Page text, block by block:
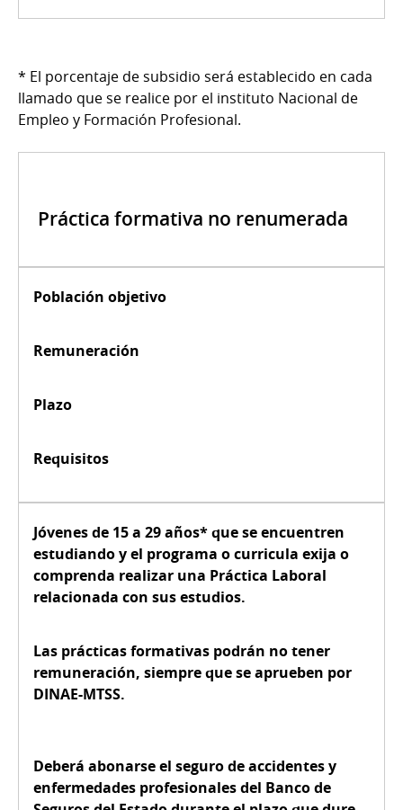
* El porcentaje de subsidio será establecido en cada
llamado que se realice por el instituto Nacional de
Empleo y Formación Profesional.
Práctica formativa no renumerada
Población objetivo
Remuneración
Plazo
Requisitos
Jóvenes de 15 a 29 años*que se encuentren
estudiando y el programa o curricula exija o
comprenda realizar una Práctica Laboral
relacionada con sus estudios.
Las prácticas formativas podrán no tener
remuneración, siempre que se aprueben por
DINAE-MTSS.
Deberá abonarse el seguro de accidentes y
enfermedades profesionales del Banco de